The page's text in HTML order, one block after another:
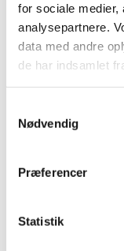
for sociale medier,
analysepartnere.
data med andre
de har indsamlet
Nødvendig
Præferencer
Statistik
Du vil